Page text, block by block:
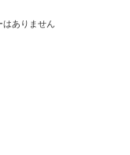
はありません